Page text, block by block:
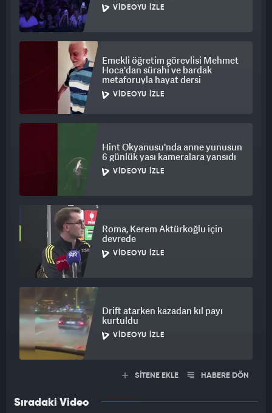
VIDEOYU İZLE
Emekli öğretim görevlisi Mehmet
Hoca'dan sürahi ve bardak
metaforuyla hayat dersi
VIDEOYU İZLE
Hint Okyanusu'nda anne yunusun
6 günlük yası kameralara yansıdı
VIDEOYU İZLE
Roma, Kerem Aktürkoğlu için
devrede
VIDEOYU İZLE
Drift atarken kazadan kıl payı
kurtuldu
VIDEOYU İZLE
SİTENE EKLE HABERE DÖN
Sıradaki Video